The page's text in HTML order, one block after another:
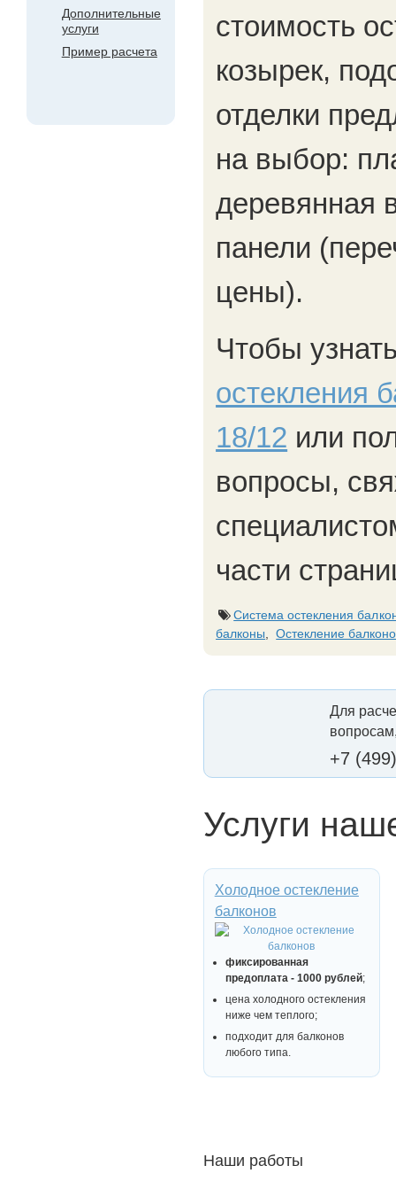
Дополнительные
услуги
Пример расчета
стоимость
козырек,
отделки
на выбор:
деревянная
панели
цены).
Чтобы
остекления
18/12 или
вопросы,
части
Система остекления
балконы ,Остекление
Для
+7
Услуги
Холодное остекление
балконов
фиксированная
предоплата - 1000 рублей;
цена холодного остекления
ниже чем теплого;
подходит для балконов
любого типа.
Наши работы